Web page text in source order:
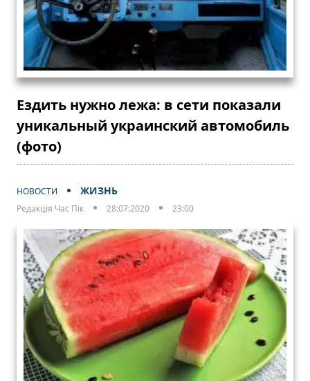
Ездить нужно лежа: в сети показали
уникальный украинский автомобиль
(фото)
НОВОСТИ ЖИЗНЬ
Редакція Час Пік 28:07:2020 23:00